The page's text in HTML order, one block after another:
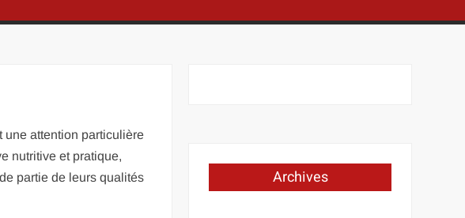
une attention particulière
nutritive et pratique,
partie de leurs qualités
Archives